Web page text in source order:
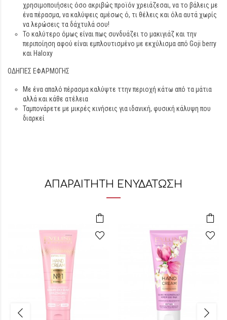
χρησιμοποιήσεις όσο ακριβώς προϊόν χρειάζεσαι, να το βάλεις με
ένα πέρασμα, να καλύψεις αμέσως ό, τι θέλεις και όλα αυτά χωρίς
να λερώσεις τα δάχτυλά σου!
Το καλύτερο όμως είναι πως συνδυάζει το μακιγιάζ και την
περιποίηση αφού είναι εμπλουτισμένο με εκχύλισμα από Goji berry
και Haloxy
ΟΔΗΓΙΕΣ ΕΦΑΡΜΟΓΗΣ
Με ένα απαλό πέρασμα καλύψτε ττην περιοχή κάτω από τα μάτια
αλλά και κάθε ατέλεια
Ταμπονάρετε με μικρές κινήσεις για ιδανική, φυσική κάλυψη που
διαρκεί
ΑΠΑΡΑΙΤΗΤΗ ΕΝΥΔΑΤΩΣΗ